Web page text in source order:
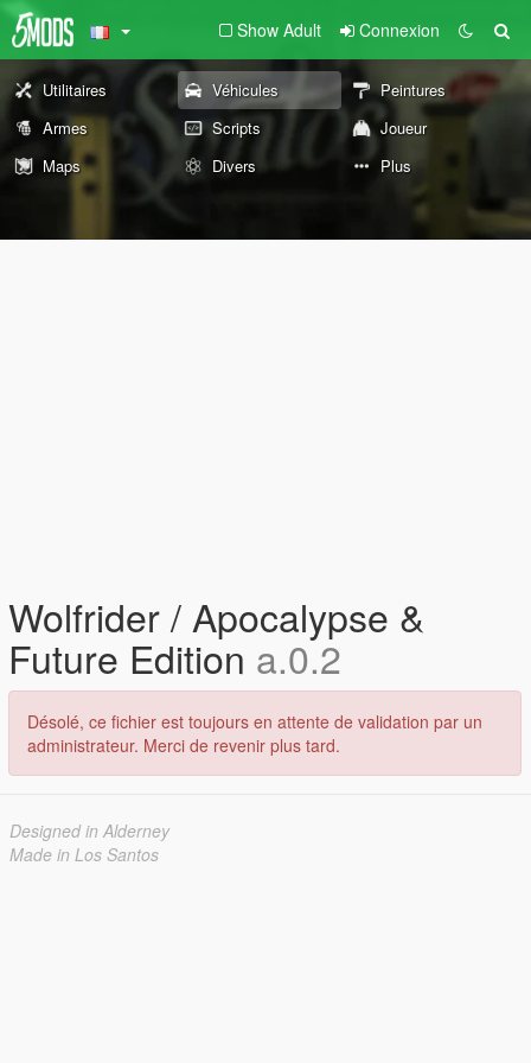
Show Adult Connexion
Utilitaires Véhicules
Peintures
Armes
Scripts
Joueur
Maps
Divers Plus
Wolfrider / Apocalypse &
Future Edition a.0.2
Désolé, ce fichier est toujours en attente de validation par un
administrateur. Merci de revenir plus tard.
Designed in Alderney
Made in Los Santos